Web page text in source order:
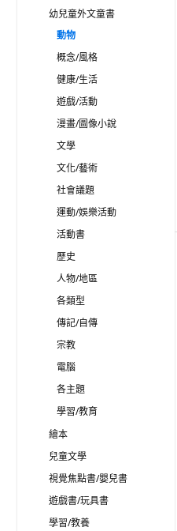
幼兒童外文童書
動物
概念/風格
健康/生活
遊戲/活動
漫畫/圖像小說
文學
文化/藝術
社會議題
運動/娛樂活動
活動書
歷史
人物/地區
各類型
傳記/自傳
宗教
電腦
各主題
學習/教育
繪本
兒童文學
視覺焦點書/嬰兒書
遊戲書/玩具書
學習/教養